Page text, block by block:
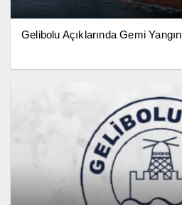
Gelibolu Açıklarında Gemi